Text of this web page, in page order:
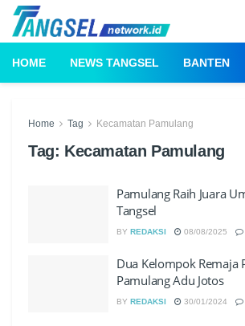
HOME NEWS TANGSEL BANTEN
Home Tag Kecamatan Pamulang
Tag: Kecamatan Pamulang
Pamulang Raih Juara
Tangsel
BY REDAKSI 08/08/2025
Dua Kelompok Remaja
Pamulang Adu Jotos
BY REDAKSI 30/01/2024